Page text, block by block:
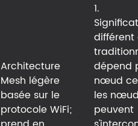
Architecture
Mesh légère
basée sur le
protocole WiFi;
1.
différent
dépend
nœud
les
peuvent